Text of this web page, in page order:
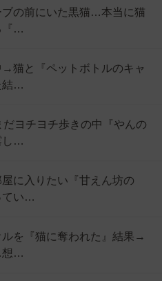
の前にいた黒猫…本当に猫
『…
猫と『ペットボトルのキャ
結…
ヨチヨチ歩きの中『やんの
し…
に入りたい『甘えん坊の
てい…
ルを『猫に奪われた』結果→
想…